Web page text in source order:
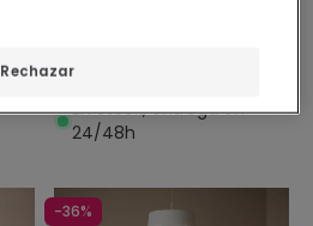
Seleccionable Handen
En Stock, entrega en
24/48h
-36%
Rechazar